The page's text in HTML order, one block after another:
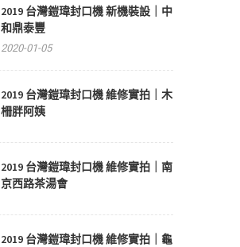
2019 台灣鎧瑋封口機 新機裝設｜中
和鼎泰豐
2020-01-05
2019 台灣鎧瑋封口機 維修實拍｜木
柵胖阿姨
2019 台灣鎧瑋封口機 維修實拍｜南
京西路茶湯會
2019 台灣鎧瑋封口機 維修實拍｜龜